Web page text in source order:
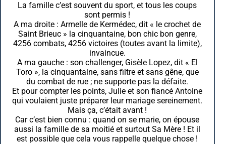
La famille c’est souvent du sport, et tous les coups
sont permis !
A ma droite : Armelle de Kermédec, dit « le crochet de
Saint Brieuc » la cinquantaine, bon chic bon genre,
4256 combats, 4256 victoires (toutes avant la limite),
invaincue.
A ma gauche : son challenger, Gisèle Lopez, dit « El
Toro », la cinquantaine, sans filtre et sans gêne, que
du combat de rue ; ne supporte pas la défaite.
Et pour compter les points, Julie et son fiancé Antoine
qui voulaient juste préparer leur mariage sereinement.
Mais ça, c’était avant !
Car c’est bien connu : quand on se marie, on épouse
aussi la famille de sa moitié et surtout Sa Mère ! Et il
est possible que cela vous rappelle quelque chose !